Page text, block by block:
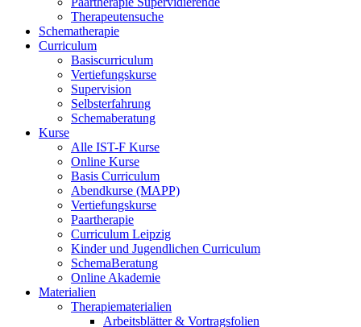
Therapeutensuche
Schematherapie
Curriculum
Basiscurriculum
Vertiefungskurse
Supervision
Selbsterfahrung
Schemaberatung
Kurse
Alle IST-F Kurse
Online Kurse
Basis Curriculum
Abendkurse (MAPP)
Vertiefungskurse
Paartherapie
Curriculum Leipzig
Kinder und Jugendlichen Curriculum
SchemaBeratung
Online Akademie
Materialien
Therapiematerialien
Arbeitsblätter & Vortragsfolien